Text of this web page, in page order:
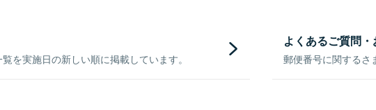
を実施日の新しい順に掲載しています。
よくあるご質問
郵便番号に関するさ